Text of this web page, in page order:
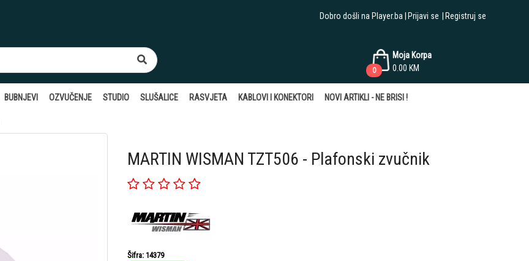
Dobro došli na Player.ba Prijavi se Registruj se
Moja Korpa
0.00 KM
0
BUBNJEVI OZVUČENJE STUDIO SLUŠALICE RASVJETA KABLOVI I KONEKTORI NOVI ARTIKLI - NE BRISI !
MARTIN WISMAN TZT506 - Plafonski zvučnik
Šifra: 14379